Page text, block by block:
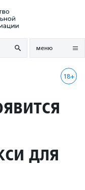
меню
18+
для